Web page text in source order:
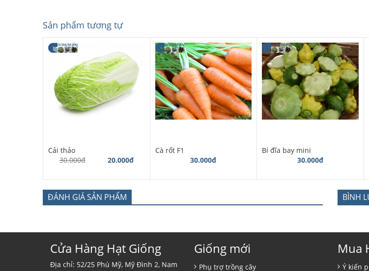
Sản phẩm tương tự
Cải thảo
30.000đ
20.000đ
Cà rốt F1
30.000đ
Bí đĩa bay mini
30.000đ
ĐÁNH GIÁ SẢN PHẨM BÌNH
Cửa Hàng Hạt Giống
Địa chỉ: 52/25 Phú Mỹ, Mỹ Đình 2, Nam
Giống mới
Phụ trợ trồng cây
Mua
Ý kiến